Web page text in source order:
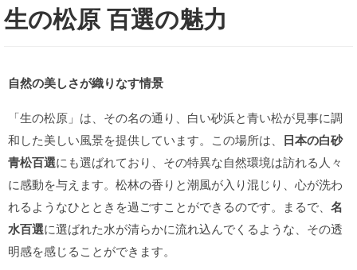
生の松原 百選の魅力
自然の美しさが織りなす情景
「生の松原」は、その名の通り、白い砂浜と青い松が見事に調
和した美しい風景を提供しています。この場所は、 日本の白砂
青松百選にも選ばれており、その特異な自然環境は訪れる人々
に感動を与えます。松林の香りと潮風が入り混じり、心が洗わ
れるようなひとときを過ごすことができるのです。まるで、 名
水百選に選ばれた水が清らかに流れ込んでくるような、その透
明感を感じることができます。